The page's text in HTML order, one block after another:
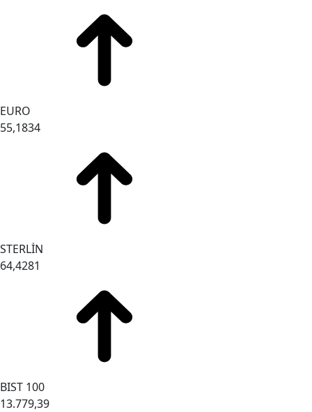
EURO
55,1834
STERLİN
64,4281
BIST 100
13.779,39